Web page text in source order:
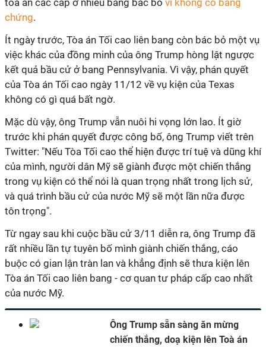
tòa án các cấp ở nhiều bang bác bỏ vì không có bằng
chứng.
Ít ngày trước, Tòa án Tối cao liên bang còn bác bỏ một vụ
việc khác của đồng minh của ông Trump hòng lật ngược
kết quả bầu cử ở bang Pennsylvania. Vì vậy, phán quyết
của Tòa án Tối cao ngày 11/12 về vụ kiện của Texas
không có gì quá bất ngờ.
Mặc dù vậy, ông Trump vẫn nuôi hi vọng lớn lao. Ít giờ
trước khi phán quyết được công bố, ông Trump viết trên
Twitter: "Nếu Tòa Tối cao thể hiện được trí tuệ và dũng khí
của mình, người dân Mỹ sẽ giành được một chiến thắng
trong vụ kiện có thể nói là quan trọng nhất trong lịch sử,
và quá trình bầu cử của nước Mỹ sẽ một lần nữa được
tôn trọng".
Từ ngay sau khi cuộc bầu cử 3/11 diễn ra, ông Trump đã
rất nhiều lần tự tuyên bố mình giành chiến thắng, cáo
buộc có gian lận tràn lan và khẳng định sẽ thưa kiện lên
Tòa án Tối cao liên bang - cơ quan tư pháp cấp cao nhất
của nước Mỹ.
Ông Trump sẵn sàng ăn mừng
chiến thắng, doạ kiện lên Toà án